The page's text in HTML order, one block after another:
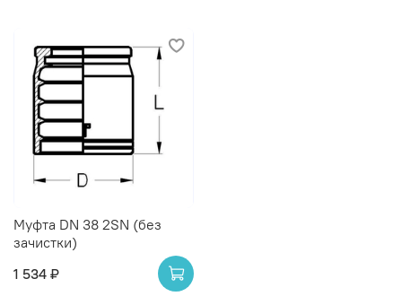
Муфта DN 38 2SN (без
зачистки)
1 534 ₽